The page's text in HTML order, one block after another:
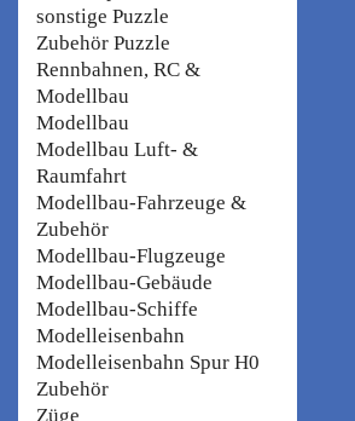
sonstige Puzzle
Zubehör Puzzle
Rennbahnen, RC &
Modellbau
Modellbau
Modellbau Luft- &
Raumfahrt
Modellbau-Fahrzeuge &
Zubehör
Modellbau-Flugzeuge
Modellbau-Gebäude
Modellbau-Schiffe
Modelleisenbahn
Modelleisenbahn Spur H0
Zubehör
Züge